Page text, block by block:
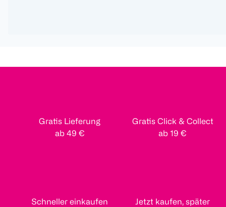
Gratis Lieferung
ab 49 €
Gratis Click & Collect
ab 19 €
Schneller einkaufen
Jetzt kaufen, später